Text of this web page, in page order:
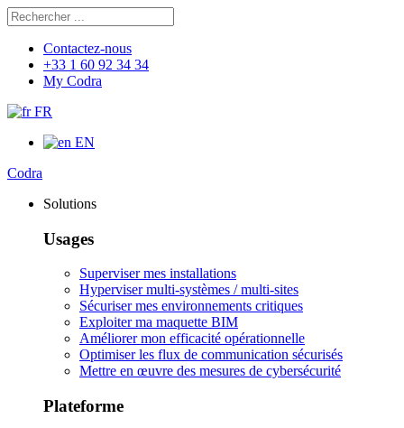
Rechercher
Contactez-nous
+33 1 60 92 34 34
My Codra
FR
EN
Codra
Solutions
Usages
Superviser mes installations
Hyperviser multi-systèmes / multi-sites
Sécuriser mes environnements critiques
Exploiter ma maquette BIM
Améliorer mon efficacité opérationnelle
Optimiser les flux de communication sécurisés
Mettre en œuvre des mesures de cybersécurité
Plateforme